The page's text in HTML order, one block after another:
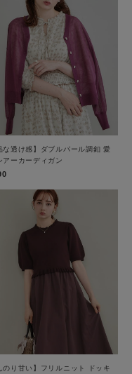
な透け感】ダブルパール調釦 愛
アーカーディガン
のり甘い】フリルニット ドッキ